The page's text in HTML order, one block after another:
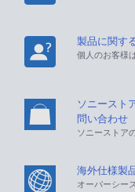
製品に関す
個人のお客様
ソニースト
問い合わせ
ソニーストア
海外仕様製
オーバーシー